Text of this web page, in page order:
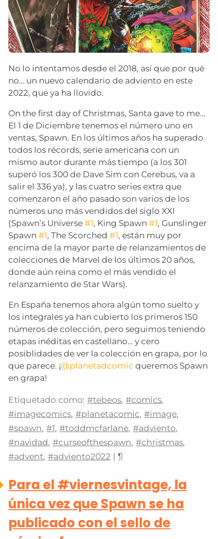
No lo intentamos desde el 2018, así que por qué
no… un nuevo calendario de adviento en este
2022, que ya ha llovido.
On the first day of Christmas, Santa gave to me…
El 1 de Diciembre tenemos el número uno en
ventas, Spawn. En los últimos años ha superado
todos los récords, serie americana con un
mismo autor durante más tiempo (a los 301
superó los 300 de Dave Sim con Cerebus, va a
salir el 336 ya), y las cuatro series extra que
comenzaron el año pasado son varios de los
números uno más vendidos del siglo XXI
(Spawn’s Universe#1, King Spawn#1, Gunslinger
Spawn#1, The Scorched#1, están muy por
encima de la mayor parte de relanzamientos de
colecciones de Marvel de los últimos 20 años,
donde aún reina como el más vendido el
relanzamiento de Star Wars).
En España tenemos ahora algún tomo suelto y
los integrales ya han cubierto los primeros 150
números de colección, pero seguimos teniendo
etapas inéditas en castellano… y cero
posiblidades de ver la colección en grapa, por lo
que parece. ¡@planetadcomic queremos Spawn
en grapa!
Etiquetado como: #tebeos,#comics,
#imagecomics,#planetacomic,#image,
#spawn,#1,#toddmcfarlane,#adviento,
#navidad,#curseofthespawn,#christmas,
#advent,#adviento2022 |¶
Para el #viernesvintage, la
única vez que Spawn se ha
publicado con el sello de